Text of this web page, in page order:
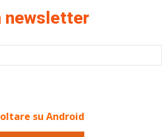
newsletter
su Android